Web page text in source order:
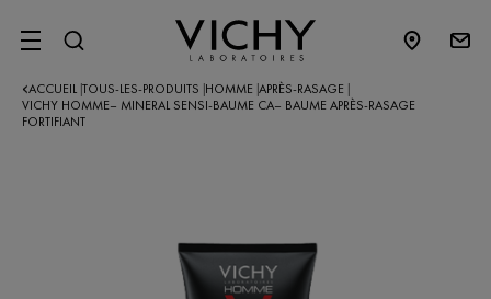
SITE MENU
ACCUEIL TOUS-LES-PRODUITS HOMME APRÈS-RASAGE
VICHY HOMME– MINERAL SENSI-BAUME CA– BAUME APRÈS-RASAGE
FORTIFIANT